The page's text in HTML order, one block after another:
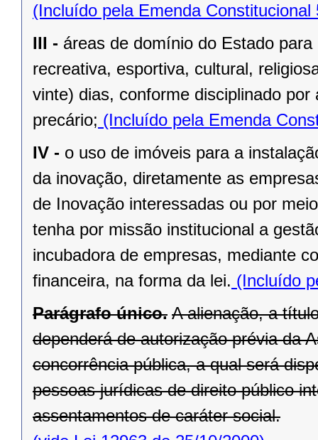
(Incluído pela Emenda Constitucional
III - áreas de domínio do Estado
recreativa, esportiva, cultural,
vinte) dias, conforme disciplinado
precário; (Incluído pela Emenda
IV - o uso de imóveis para a
da inovação, diretamente as
de Inovação interessadas ou por
tenha por missão institucional a
incubadora de empresas, mediante
financeira, na forma da lei. (Incluído
Parágrafo único. A alienação, a
dependerá de autorização prévia da
concorrência pública, a qual será
pessoas jurídicas de direito público
assentamentos de caráter social.